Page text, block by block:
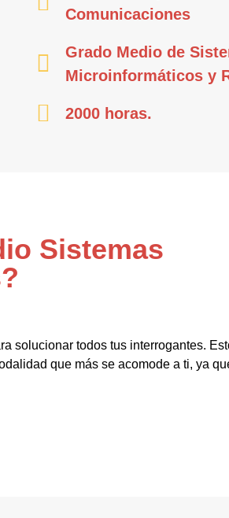
Comunicaciones
Grado Medio de
Microinformáticos y
2000 horas.
Sistemas
solucionar todos tus interrogantes.
que más se acomode a ti, ya